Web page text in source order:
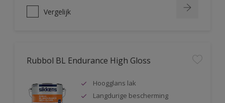
Vergelijk
Rubbol BL Endurance High Gloss
Hoogglans lak
Langdurige bescherming